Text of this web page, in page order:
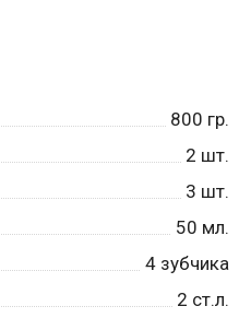
800 гр.
2 шт.
3 шт.
50 мл.
4 зубчика
2 ст.л.